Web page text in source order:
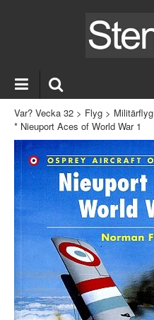
Var? Vecka 32 > Flyg > Militärflyg
* Nieuport Aces of World War 1